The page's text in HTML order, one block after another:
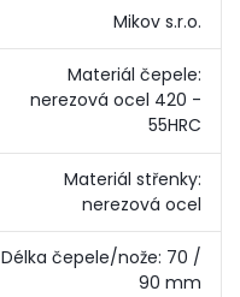
Mikov s.r.o.
Materiál čepele:
nerezová ocel 420 -
55HRC
Materiál střenky:
nerezová ocel
Délka čepele/nože: 70 /
90 mm